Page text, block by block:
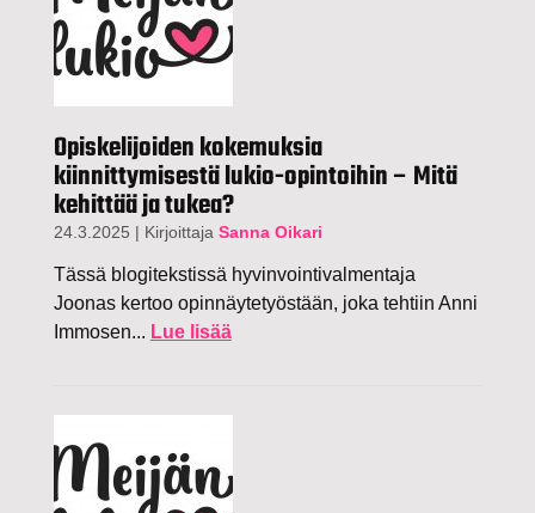
Opiskelijoiden kokemuksia
kiinnittymisestä lukio-opintoihin – Mitä
kehittää ja tukea?
24.3.2025 | Kirjoittaja Sanna Oikari
Tässä blogitekstissä hyvinvointivalmentaja
Joonas kertoo opinnäytetyöstään, joka tehtiin Anni
Immosen... Lue lisää